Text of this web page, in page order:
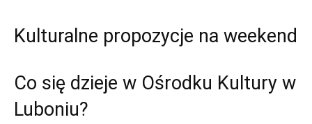
Kulturalne propozycje na weekend
Co się dzieje w Ośrodku Kultury w
Luboniu?